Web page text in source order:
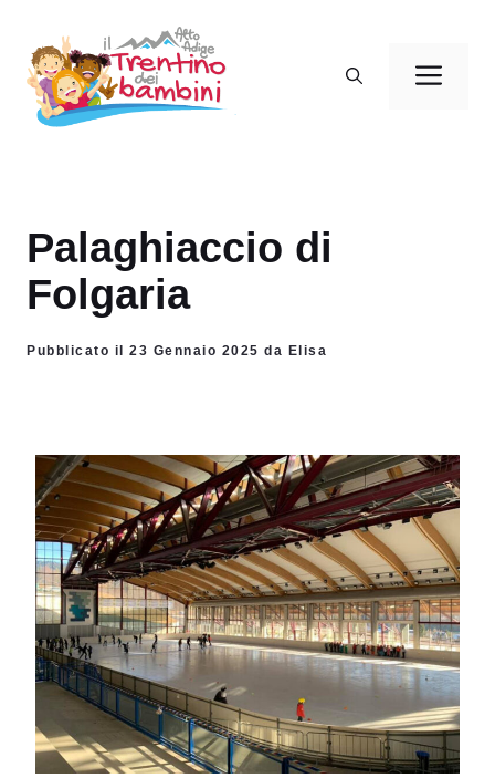
contenuto
Palaghiaccio di
Folgaria
Pubblicato il 23 Gennaio 2025 da Elisa